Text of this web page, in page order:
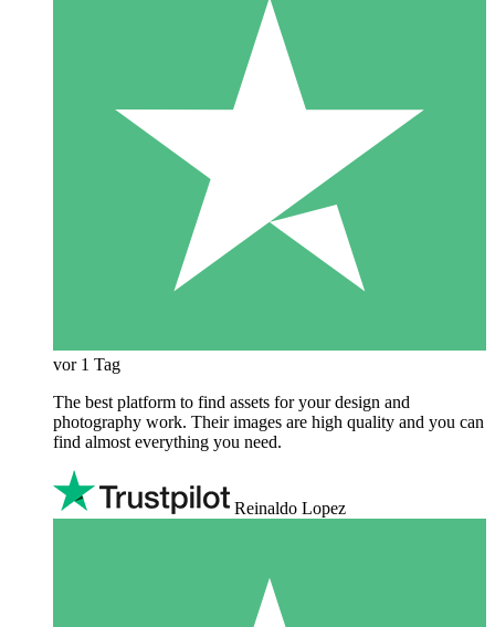
vor 1 Tag
The best platform to find assets for your design and
photography work. Their images are high quality and you can
find almost everything you need.
Reinaldo Lopez